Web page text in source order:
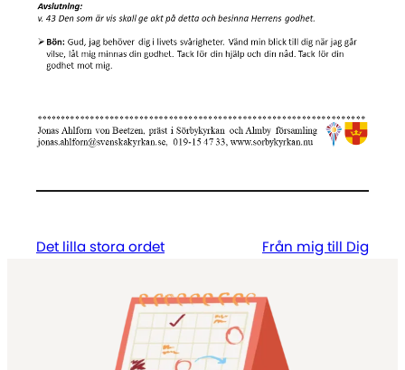
Det lilla stora ordet Från mig till Dig